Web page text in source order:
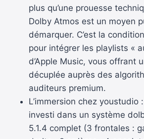
plus qu’une prouesse
Dolby Atmos est un moyen
démarquer. C’est la
pour intégrer les playlists «
d’Apple Music, vous offrant
décuplée auprès des
auditeurs premium.
L’immersion chez youstudio
investi dans un système
5.1.4 complet (3 frontales :